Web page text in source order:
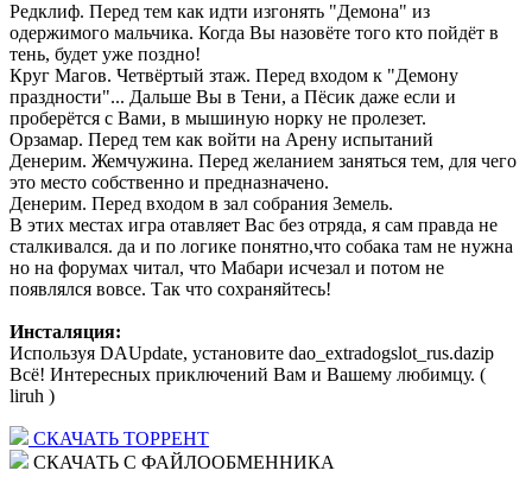
Редклиф. Перед тем как идти изгонять "Демона" из
одержимого мальчика. Когда Вы назовёте того кто пойдёт в
тень, будет уже поздно!
Круг Магов. Четвёртый зтаж. Перед входом к "Демону
праздности"... Дальше Вы в Тени, а Пёсик даже если и
проберётся с Вами, в мышиную норку не пролезет.
Орзамар. Перед тем как войти на Арену испытаний
Денерим. Жемчужина. Перед желанием заняться тем, для чего
это место собственно и предназначено.
Денерим. Перед входом в зал собрания Земель.
В этих местах игра отавляет Вас без отряда, я сам правда не
сталкивался. да и по логике понятно,что собака там не нужна
но на форумах читал, что Мабари исчезал и потом не
появлялся вовсе. Так что сохраняйтесь!
Инсталяция:
Используя DAUpdate, установите dao_extradogslot_rus.dazip
Всё! Интересных приключений Вам и Вашему любимцу. (
liruh )
СКАЧАТЬ ТОРРЕНТ
СКАЧАТЬ С ФАЙЛООБМЕННИКА